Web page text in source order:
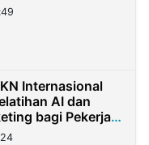
Internasional
AI dan
bagi Pekerja
di Taiwan